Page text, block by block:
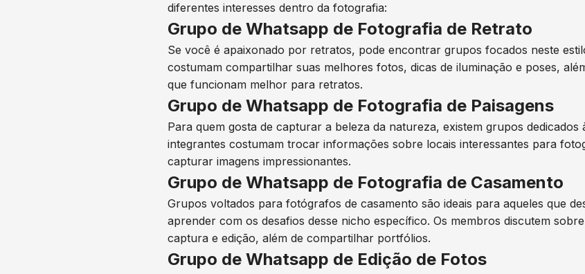
diferentes interesses dentro da fotografia:
Grupo de Whatsapp de Fotografia de Retrato
Se você é apaixonado por retratos, pode encontrar grupos focados neste
costumam compartilhar suas melhores fotos, dicas de iluminação e poses,
que funcionam melhor para retratos.
Grupo de Whatsapp de Fotografia de Paisagens
Para quem gosta de capturar a beleza da natureza, existem grupos dedicados
integrantes costumam trocar informações sobre locais interessantes para
capturar imagens impressionantes.
Grupo de Whatsapp de Fotografia de Casamento
Grupos voltados para fotógrafos de casamento são ideais para aqueles que
aprender com os desafios desse nicho específico. Os membros discutem
captura e edição, além de compartilhar portfólios.
Grupo de Whatsapp de Edição de Fotos